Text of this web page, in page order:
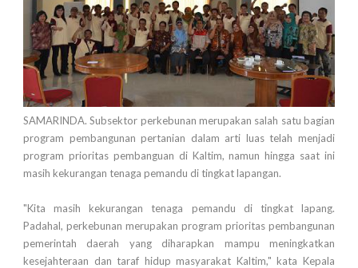
SAMARINDA. Subsektor perkebunan merupakan salah satu bagian
program pembangunan pertanian dalam arti luas telah menjadi
program prioritas pembanguan di Kaltim, namun hingga saat ini
masih kekurangan tenaga pemandu di tingkat lapangan.
"Kita masih kekurangan tenaga pemandu di tingkat lapang.
Padahal, perkebunan merupakan program prioritas pembangunan
pemerintah daerah yang diharapkan mampu meningkatkan
kesejahteraan dan taraf hidup masyarakat Kaltim," kata Kepala